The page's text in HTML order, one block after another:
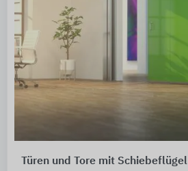
Türen und Tore mit Schiebeflügel